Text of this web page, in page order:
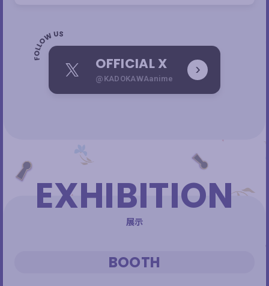
X OFFICIAL X
@KADOKAWAanime
EXHIBITION
展示
BOOTH